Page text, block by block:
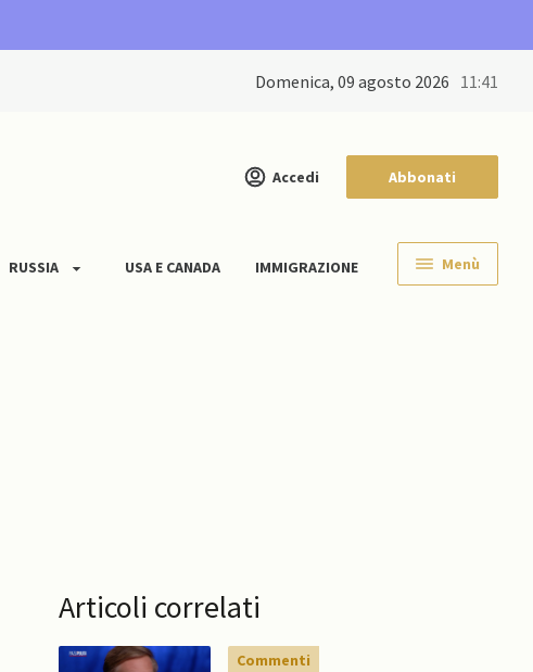
domenica, 09 agosto 2026 11:41
Accedi Abbonati
RUSSIA USA E CANADA IMMIGRAZIONE Menù
Articoli correlati
Commenti